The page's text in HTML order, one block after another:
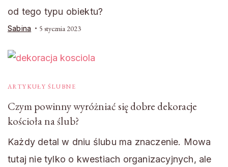
od tego typu obiektu?
Sabina 5 stycznia 2023
ARTYKUŁY ŚLUBNE
Czym powinny wyróżniać się dobre dekoracje
kościoła na ślub?
Każdy detal w dniu ślubu ma znaczenie. Mowa
tutaj nie tylko o kwestiach organizacyjnych, ale